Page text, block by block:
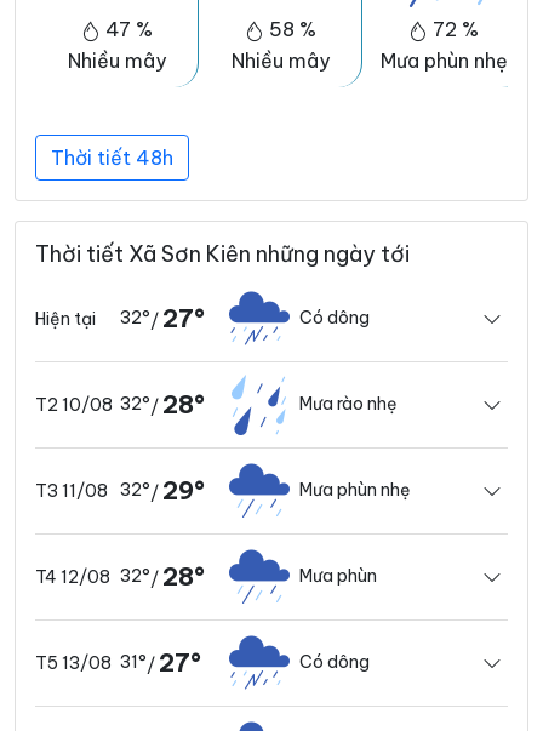
47 %
Nhiều mây
58 %
Nhiều mây
72 %
Mưa phùn nhẹ
Thời tiết 48h
Thời tiết Xã Sơn Kiên những ngày tới
Hiện tại 32°/ 27° Có dông
T2 10/08 32°/ 28° Mưa rào nhẹ
T3 11/08 32°/ 29° Mưa phùn nhẹ
T4 12/08 32°/ 28° Mưa phùn
T5 13/08 31°/ 27° Có dông